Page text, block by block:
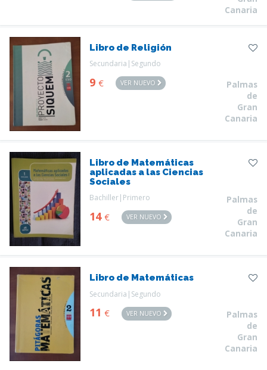
Canaria
Libro de Religión
Secundaria|Segundo
9 € VER NUEVO
Palmas
de
Gran
Canaria
Libro de Matemáticas
aplicadas a las Ciencias
Sociales
Bachiller|Primero
14 € VER NUEVO
Palmas
de
Gran
Canaria
Libro de Matemáticas
Secundaria|Segundo
11 € VER NUEVO
Palmas
de
Gran
Canaria